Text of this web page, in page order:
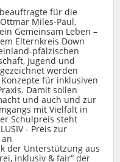
für die
Miles-Paul,
Gemeinsam Leben –
Elternkreis Down
pfälzischen
Jugend und
werden
für inklusiven
Damit sollen
und auch und zur
mit Vielfalt in
Schulpreis steht
- Preis zur
der Unterstützung aus
inklusiv & fair“ der